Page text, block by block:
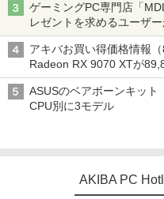
ゲーミングPC専門店「
レゼントを求めるユーザ
アキバお買い得価格情報
Radeon RX 9070 XTが
型モニターが9,801円、暑
ASUSのベアボーンキット
CPU別に3モデル
AKIBA PC